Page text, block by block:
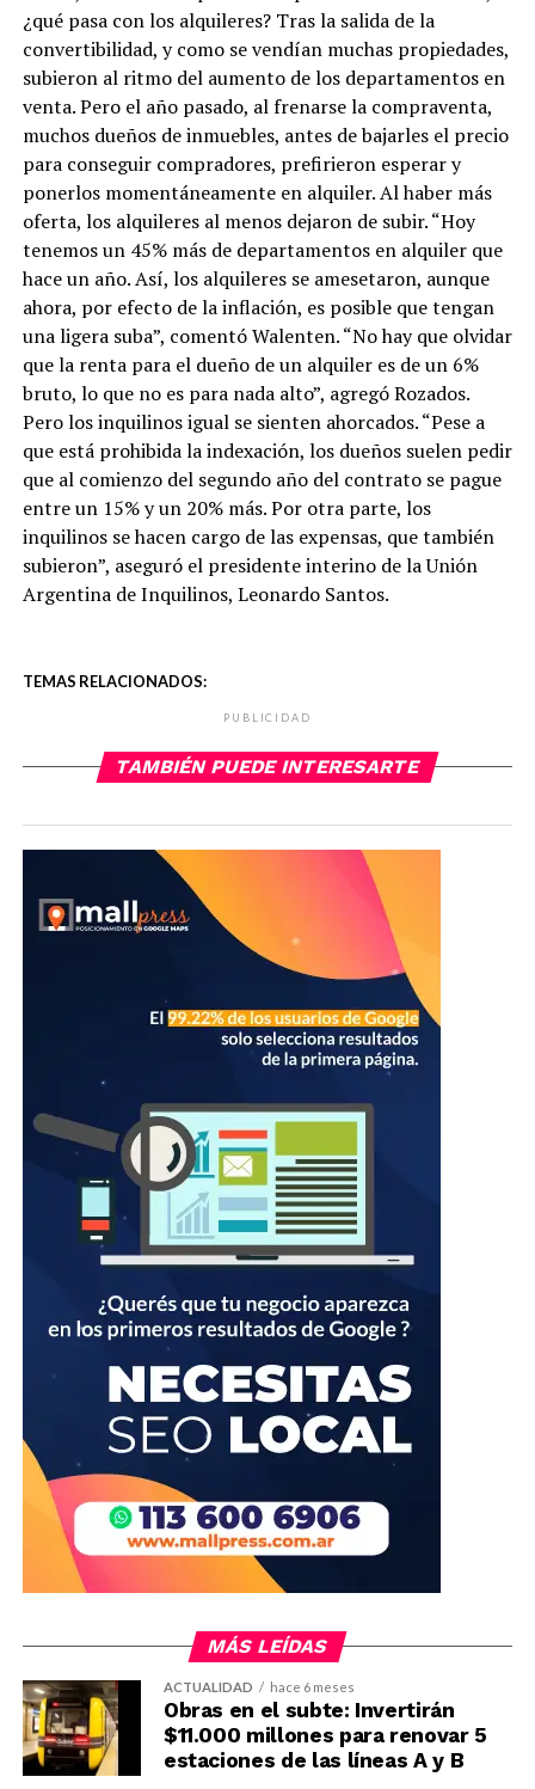
¿qué pasa con los alquileres? Tras la salida de la
convertibilidad, y como se vendían muchas propiedades,
subieron al ritmo del aumento de los departamentos en
venta. Pero el año pasado, al frenarse la compraventa,
muchos dueños de inmuebles, antes de bajarles el precio
para conseguir compradores, prefirieron esperar y
ponerlos momentáneamente en alquiler. Al haber más
oferta, los alquileres al menos dejaron de subir. “Hoy
tenemos un 45% más de departamentos en alquiler que
hace un año. Así, los alquileres se amesetaron, aunque
ahora, por efecto de la inflación, es posible que tengan
una ligera suba”, comentó Walenten. “No hay que olvidar
que la renta para el dueño de un alquiler es de un 6%
bruto, lo que no es para nada alto”, agregó Rozados.
Pero los inquilinos igual se sienten ahorcados. “Pese a
que está prohibida la indexación, los dueños suelen pedir
que al comienzo del segundo año del contrato se pague
entre un 15% y un 20% más. Por otra parte, los
inquilinos se hacen cargo de las expensas, que también
subieron”, aseguró el presidente interino de la Unión
Argentina de Inquilinos, Leonardo Santos.
TEMAS RELACIONADOS:
PUBLICIDAD
TAMBIÉN PUEDE INTERESARTE
MÁS LEÍDAS
ACTUALIDAD hace 6 meses
Obras en el subte: Invertirán
$11.000 millones para renovar 5
estaciones de las líneas A y B